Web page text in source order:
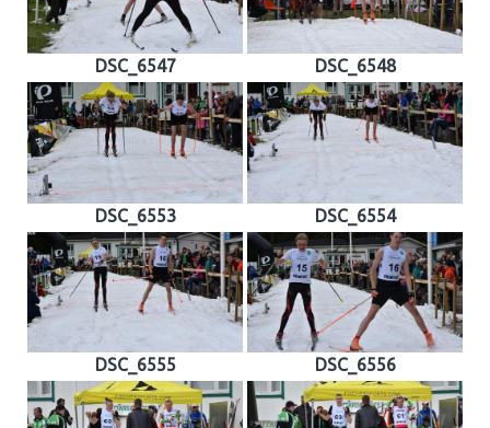
DSC_6547 DSC_6548
DSC_6553 DSC_6554
DSC_6555 DSC_6556